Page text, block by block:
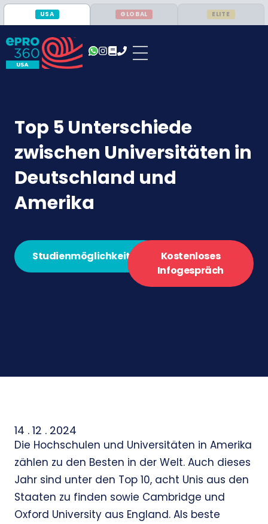
USA GLOBAL ELITE
Top 5 Unterschiede
zwischen Universitäten in
Deutschland und
Amerika
Studienmöglichkeiten
Kostenloses
Infogespräch
14 . 12 . 2024
Die Hochschulen und Universitäten in Amerika
zählen zu den Besten in der Welt. Auch dieses
Jahr sind unter den Top 10, acht Unis aus den
Staaten zu finden sowie Cambridge und
Oxford University aus England. Als beste